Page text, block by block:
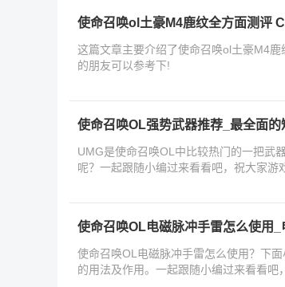
使命召唤ol土豪M4鹿纹全方面测评
这篇文章主要介绍了使命召唤ol土豪M4
的朋友可以参考下!
使命召唤OL强势武器推荐_最全面
UMG是使命召唤OL中比较热门的一把武
呢？一起跟随小编过来看看吧，祝大家游
使命召唤OL电磁脉冲手雷怎么使用
使命召唤OL电磁脉冲手雷怎么使用？下
的用法及作用。一起跟随小编过来看看吧